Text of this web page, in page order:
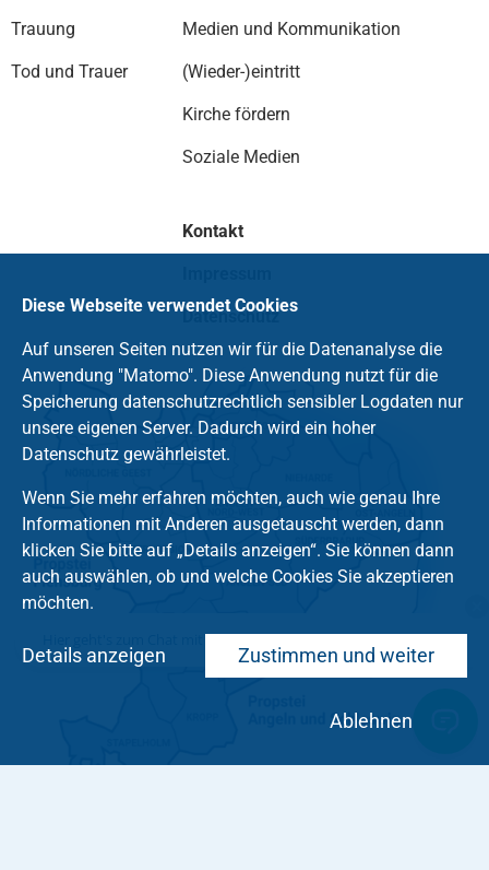
Trauung
Tod und Trauer
Medien und Kommunikation
(Wieder-)eintritt
Kirche fördern
Soziale Medien
Kontakt
Datenschutz
Diese Webseite verwendet Cookies
Auf unseren Seiten nutzen wir für die Datenanalyse die
Anwendung "Matomo". Diese Anwendung nutzt für die
Speicherung datenschutzrechtlich sensibler Logdaten nur
unsere eigenen Server. Dadurch wird ein hoher
Datenschutz gewährleistet.
Wenn Sie mehr erfahren möchten, auch wie genau Ihre
Informationen mit Anderen ausgetauscht werden, dann
klicken Sie bitte auf „Details anzeigen“. Sie können dann
auch auswählen, ob und welche Cookies Sie akzeptieren
möchten.
Zustimmen und weiter
Details anzeigen
Ablehnen
Hier geht's zum Chat mit dem Team des Kirchenkreises